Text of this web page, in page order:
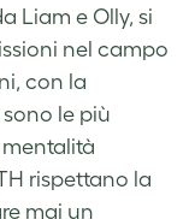
Liam e Olly, si
nel campo
con la
le più
rispettano la
mai un